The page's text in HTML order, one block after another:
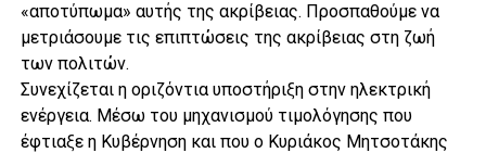
«αποτύπωμα» αυτής της ακρίβειας. Προσπαθούμε να
μετριάσουμε τις επιπτώσεις της ακρίβειας στη ζωή
των πολιτών.
Συνεχίζεται η οριζόντια υποστήριξη στην ηλεκτρική
ενέργεια. Μέσω του μηχανισμού τιμολόγησης που
έφτιαξε η Κυβέρνηση και που ο Κυριάκος Μητσοτάκης